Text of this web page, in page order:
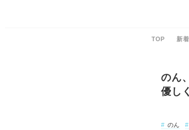
TOP 新
のん
優し
のん